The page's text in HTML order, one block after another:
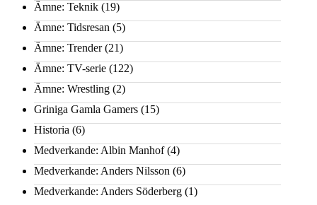
Ämne: Teknik (19)
Ämne: Tidsresan (5)
Ämne: Trender(21)
Ämne: TV-serie (122)
Ämne: Wrestling (2)
Griniga Gamla Gamers (15)
Historia (6)
Medverkande: Albin Manhof(4)
Medverkande: Anders Nilsson (6)
Medverkande: Anders Söderberg (1)